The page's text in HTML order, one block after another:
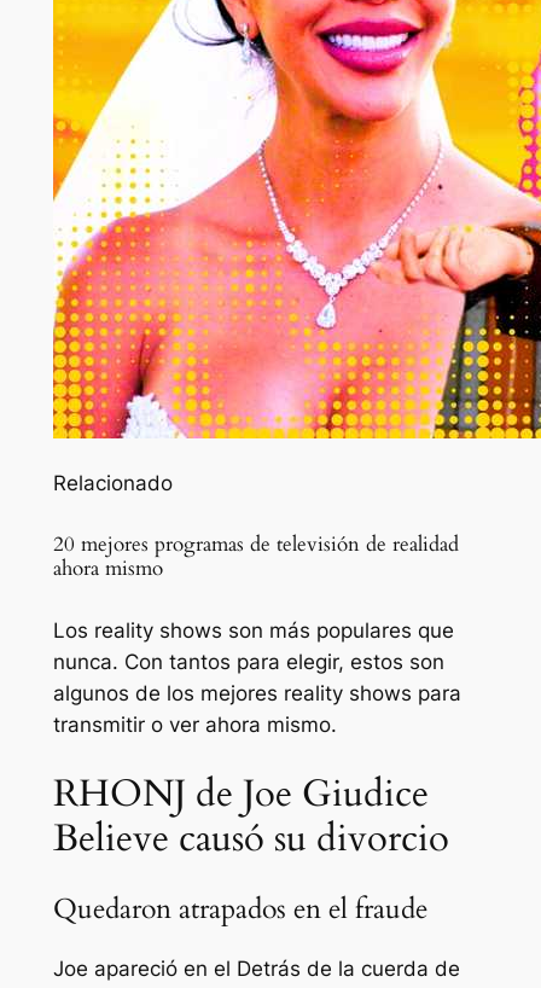
Relacionado
20 mejores programas de televisión de realidad
ahora mismo
Los reality shows son más populares que
nunca. Con tantos para elegir, estos son
algunos de los mejores reality shows para
transmitir o ver ahora mismo.
RHONJ de Joe Giudice
Believe causó su divorcio
Quedaron atrapados en el fraude
Joe apareció en el Detrás de la cuerda de